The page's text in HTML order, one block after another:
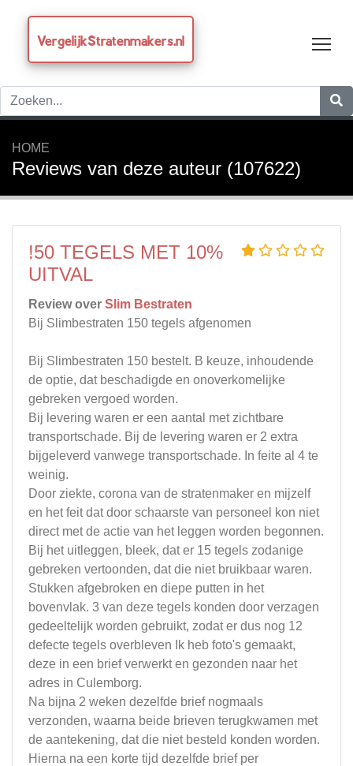
VergelijkStratenmakers.nl
HOME
Reviews van deze auteur (107622)
!50 TEGELS MET 10%
UITVAL
Review over Slim Bestraten
Bij Slimbestraten 150 tegels afgenomen
Bij Slimbestraten 150 bestelt. B keuze, inhoudende
de optie, dat beschadigde en onoverkomelijke
gebreken vergoed worden.
Bij levering waren er een aantal met zichtbare
transportschade. Bij de levering waren er 2 extra
bijgeleverd vanwege transportschade. In feite al 4 te
weinig.
Door ziekte, corona van de stratenmaker en mijzelf
en het feit dat door schaarste van personeel kon niet
direct met de actie van het leggen worden begonnen.
Bij het uitleggen, bleek, dat er 15 tegels zodanige
gebreken vertoonden, dat die niet bruikbaar waren.
Stukken afgebroken en diepe putten in het
bovenvlak. 3 van deze tegels konden door verzagen
gedeeltelijk worden gebruikt, zodat er dus nog 12
defecte tegels overbleven Ik heb foto's gemaakt,
deze in een brief verwerkt en gezonden naar het
adres in Culemborg.
Na bijna 2 weken dezelfde brief nogmaals
verzonden, waarna beide brieven terugkwamen met
de aantekening, dat die niet besteld konden worden.
Hierna na een korte tijd dezelfde brief per